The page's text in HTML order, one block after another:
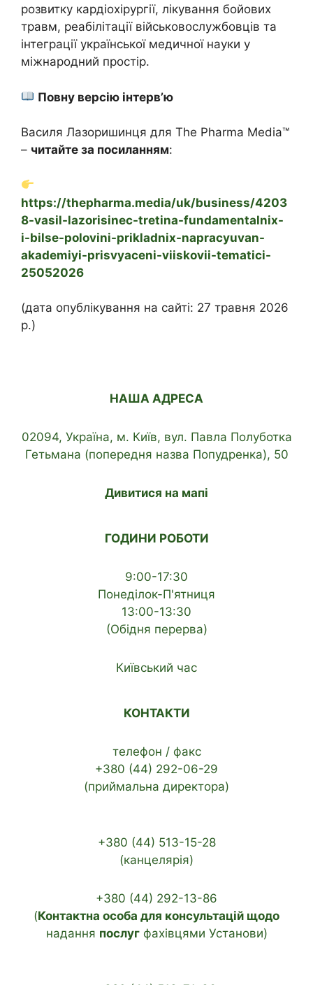
розвитку кардіохірургії, лікування бойових
травм, реабілітації військовослужбовців та
інтеграції української медичної науки у
міжнародний простір.
Повну версію інтерв’ю
Василя Лазоришинця для The Pharma Media™
– читайте за посиланням:
https://thepharma.media/uk/business/4203
8-vasil-lazorisinec-tretina-fundamentalnix-
i-bilse-polovini-prikladnix-napracyuvan-
akademiyi-prisvyaceni-viiskovii-tematici-
25052026
(дата опублікування на сайті: 27 травня 2026
р.)
НАША АДРЕСА
02094, Україна, м. Київ, вул. Павла Полуботка
Гетьмана (попередня назва Попудренка), 50
Дивитися на мапі
ГОДИНИ РОБОТИ
9:00-17:30
Понеділок-П'ятниця
13:00-13:30
(Обідня перерва)
Київський час
КОНТАКТИ
телефон / факс
+380 (44) 292-06-29
(приймальна директора)
+380 (44) 513-15-28
(канцелярія)
+380 (44) 292-13-86
(Контактна особа для консультацій щодо
надання послугфахівцями Установи)